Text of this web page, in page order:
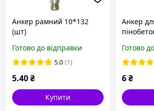
Анкер рамний 10*132
(шт)
Готово до відправки
5.0 (1)
5.40₴
Купити
Анкер
Готово
6₴